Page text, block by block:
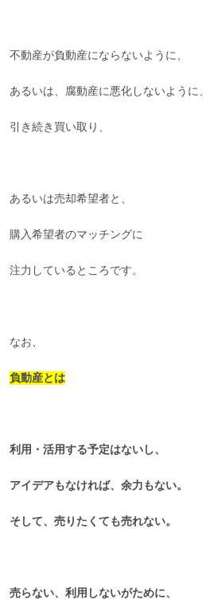
不動産が負動産にならないように、
あるいは、腐動産に悪化しないように、
引き続き買い取り、
あるいは売却希望者と、
購入希望者のマッチングに
注力しているところです。
なお、
負動産とは
利用・活用する予定はないし、
アイデアもなければ、余力もない。
そして、売りたくても売れない。
売らない、利用しないがために、